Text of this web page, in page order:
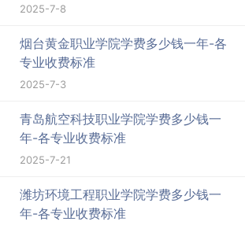
2025-7-8
烟台黄金职业学院学费多少钱一年-各
专业收费标准
2025-7-3
青岛航空科技职业学院学费多少钱一
年-各专业收费标准
2025-7-21
潍坊环境工程职业学院学费多少钱一
年-各专业收费标准